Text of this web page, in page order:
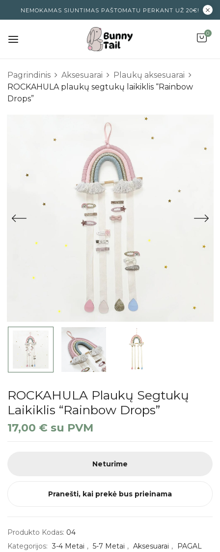
NEMOKAMAS SIUNTIMAS PAŠTOMATU PERKANT UŽ 20€!
0
Pagrindinis Aksesuarai
Plaukų aksesuarai
ROCKAHULA plaukų segtukų laikiklis “Rainbow
Drops”
ROCKAHULA Plaukų Segtukų
Laikiklis “Rainbow Drops”
17,00 € su PVM
Neturime
Pranešti, kai prekė bus prieinama
Produkto Kodas: 04
Kategorijos: 3-4 Metai , 5-7 Metai , Aksesuarai ,
PAGAL